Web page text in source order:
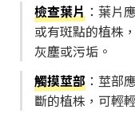
檢查葉片 ：葉片
或有斑點的植株
灰塵或污垢。
觸摸莖部 ：莖部
斷的植株，可輕